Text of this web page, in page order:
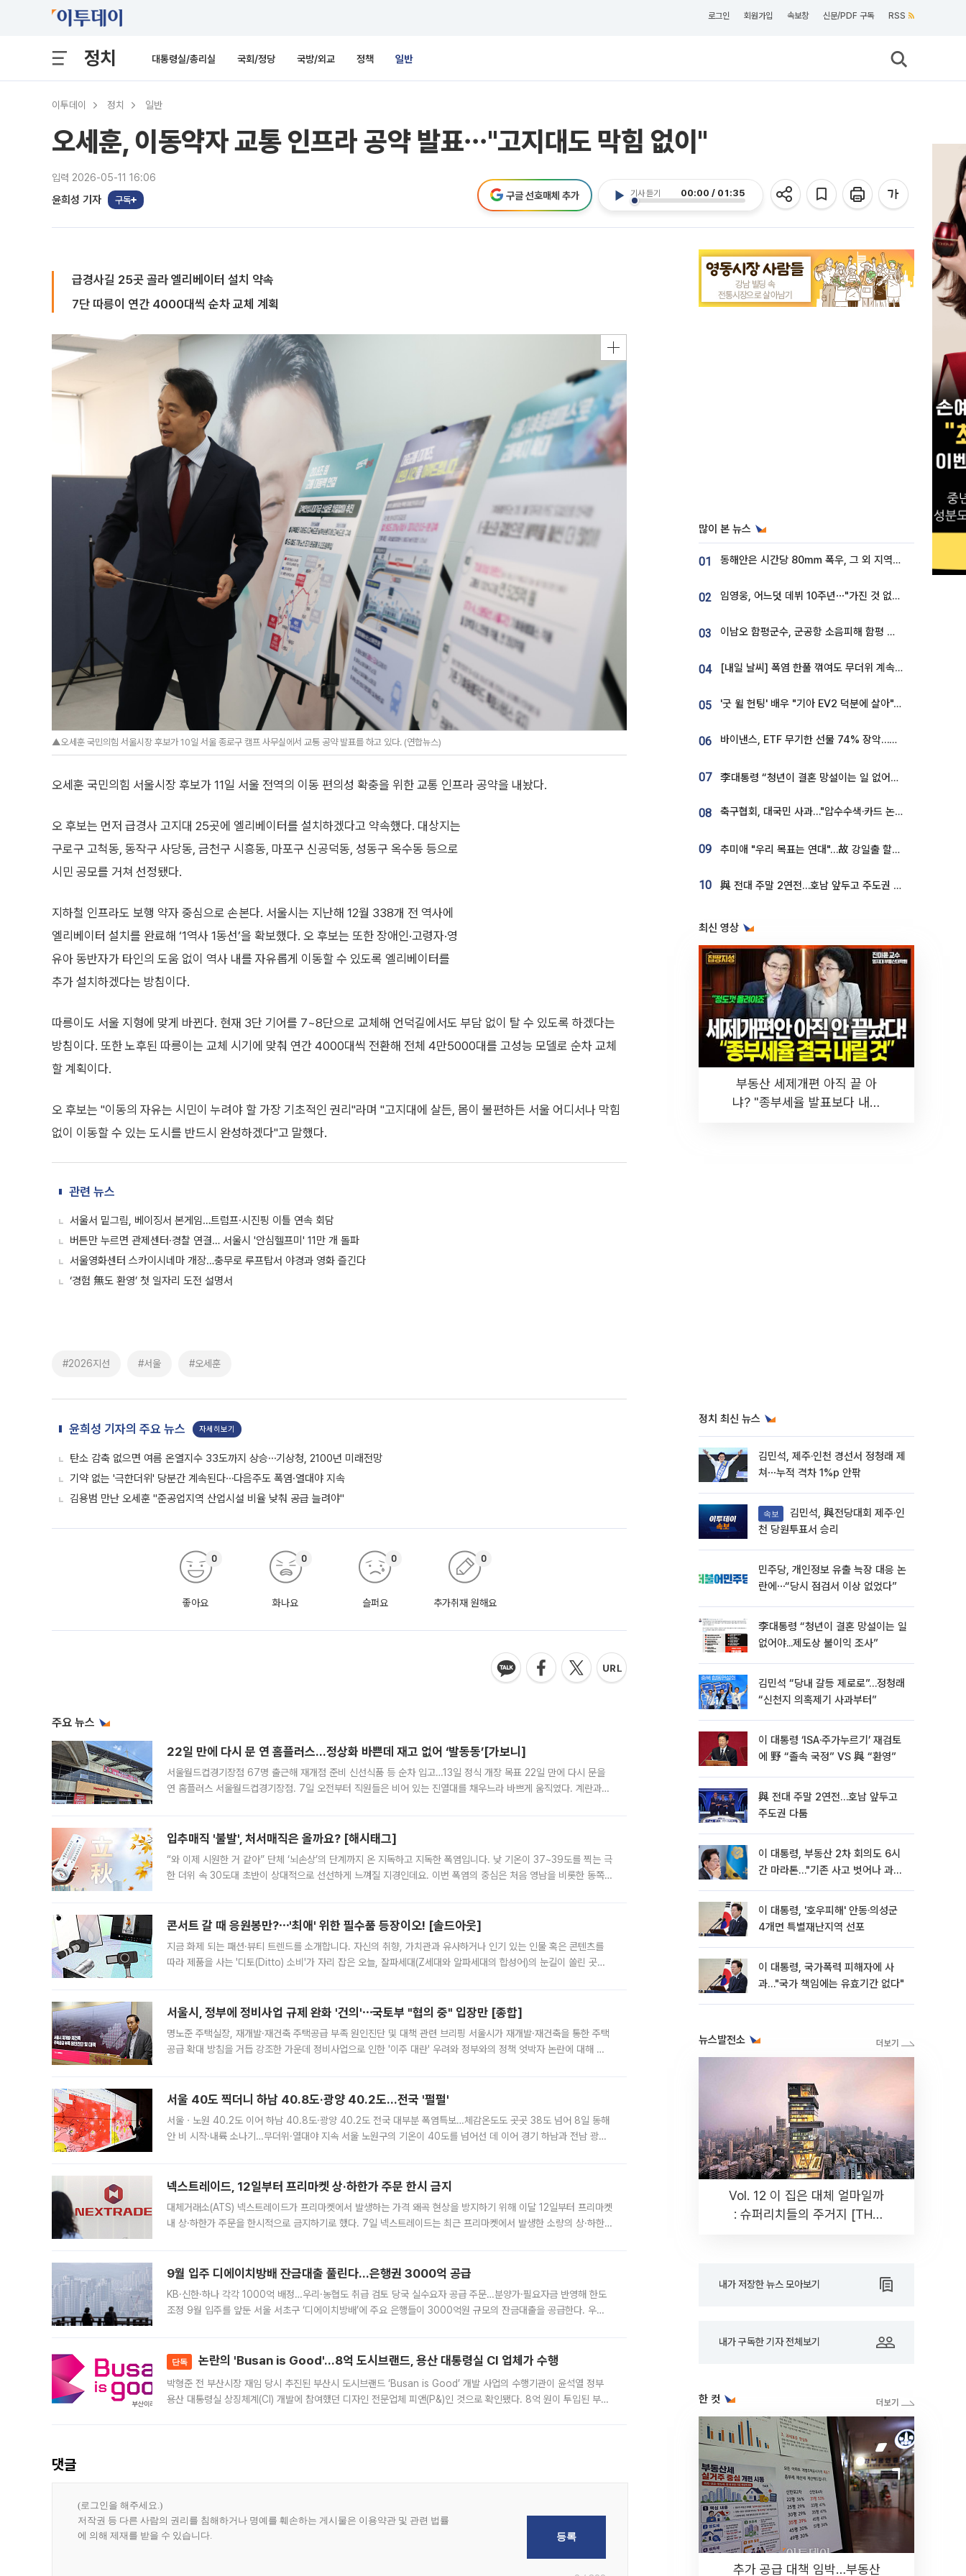
로그인 회원가입 속보창 신문/PDF 구독 RSS
정치 대통령실/총리실 국회/정당 국방/외교 정책 일반
이투데이 정치 일반
오세훈, 이동약자 교통 인프라 공약 발표⋯"고지대도 막힘 없이"
입력 2026-05-11 16:06
윤희성 기자 구독
기사 듣기 00:00 / 01:35
구글 선호매체 추가
급경사길 25곳 골라 엘리베이터 설치 약속
7단 따릉이 연간 4000대씩 순차 교체 계획
▲오세훈 국민의힘 서울시장 후보가 10일 서울 종로구 캠프 사무실에서 교통 공약 발표를 하고 있다. (연합뉴스)
오세훈 국민의힘 서울시장 후보가 11일 서울 전역의 이동 편의성 확충을 위한 교통 인프라 공약을 내놨다.
오 후보는 먼저 급경사 고지대 25곳에 엘리베이터를 설치하겠다고 약속했다. 대상지는
구로구 고척동, 동작구 사당동, 금천구 시흥동, 마포구 신공덕동, 성동구 옥수동 등으로
시민 공모를 거쳐 선정됐다.
지하철 인프라도 보행 약자 중심으로 손본다. 서울시는 지난해 12월 338개 전 역사에
엘리베이터 설치를 완료해 ‘1역사 1동선’을 확보했다. 오 후보는 또한 장애인·고령자·영
유아 동반자가 타인의 도움 없이 역사 내를 자유롭게 이동할 수 있도록 엘리베이터를
추가 설치하겠다는 방침이다.
따릉이도 서울 지형에 맞게 바뀐다. 현재 3단 기어를 7~8단으로 교체해 언덕길에서도 부담 없이 탈 수 있도록 하겠다는
방침이다. 또한 노후된 따릉이는 교체 시기에 맞춰 연간 4000대씩 전환해 전체 4만5000대를 고성능 모델로 순차 교체
할 계획이다.
오 후보는 "이동의 자유는 시민이 누려야 할 가장 기초적인 권리"라며 "고지대에 살든, 몸이 불편하든 서울 어디서나 막힘
없이 이동할 수 있는 도시를 반드시 완성하겠다"고 말했다.
관련 뉴스
서울서 밑그림, 베이징서 본게임…트럼프·시진핑 이틀 연속 회담
버튼만 누르면 관제센터·경찰 연결… 서울시 '안심헬프미' 11만 개 돌파
서울영화센터 스카이시네마 개장…충무로 루프탑서 야경과 영화 즐긴다
‘경험 無도 환영’ 첫 일자리 도전 설명서
#2026지선 #서울 #오세훈
윤희성 기자의 주요 뉴스 자세히보기
탄소 감축 없으면 여름 온열지수 33도까지 상승⋯기상청, 2100년 미래전망
기약 없는 '극한더위' 당분간 계속된다⋯다음주도 폭염·열대야 지속
김용범 만난 오세훈 "준공업지역 산업시설 비율 낮춰 공급 늘려야"
좋아요
0
화나요
0
슬퍼요
0
추가취재 원해요
0
주요 뉴스
22일 만에 다시 문 연 홈플러스…정상화 바쁜데 재고 없어 ‘발동동’[가보니]
서울월드컵경기장점 67명 출근해 재개점 준비 신선식품 등 순차 입고…13일 정식 개장 목표 22일 만에 다시 문을
연 홈플러스 서울월드컵경기장점. 7일 오전부터 직원들은 비어 있는 진열대를 채우느라 바쁘게 움직였다. 계란과
입추매직 '불발', 처서매직은 올까요? [해시태그]
“와 이제 시원한 거 같아” 단체 ‘뇌손상’의 단계까지 온 지독하고 지독한 폭염입니다. 낮 기온이 37~39도를 찍는 극
한 더위 속 30도대 초반이 상대적으로 선선하게 느껴질 지경인데요. 이번 폭염의 중심은 처음 영남을 비롯한 동쪽
콘서트 갈 때 응원봉만?⋯'최애' 위한 필수품 등장이오! [솔드아웃]
지금 화제 되는 패션·뷰티 트렌드를 소개합니다. 자신의 취향, 가치관과 유사하거나 인기 있는 인물 혹은 콘텐츠를
따라 제품을 사는 '디토(Ditto) 소비'가 자리 잡은 오늘, 잘파세대(Z세대와 알파세대의 합성어)의 눈길이 쏠린 곳은
서울시, 정부에 정비사업 규제 완화 '건의'⋯국토부 "협의 중" 입장만 [종합]
명노준 주택실장, 재개발·재건축 주택공급 부족 원인진단 및 대책 관련 브리핑 서울시가 재개발·재건축을 통한 주택
공급 확대 방침을 거듭 강조한 가운데 정비사업으로 인한 '이주 대란' 우려와 정부와의 정책 엇박자 논란에 대해 정
서울 40도 찍더니 하남 40.8도·광양 40.2도…전국 '펄펄'
서울ㆍ노원 40.2도 이어 하남 40.8도·광양 40.2도 전국 대부분 폭염특보…체감온도도 곳곳 38도 넘어 8일 동해
안 비 시작·내륙 소나기…무더위·열대야 지속 서울 노원구의 기온이 40도를 넘어선 데 이어 경기 하남과 전남 광양
넥스트레이드, 12일부터 프리마켓 상·하한가 주문 한시 금지
대체거래소(ATS) 넥스트레이드가 프리마켓에서 발생하는 가격 왜곡 현상을 방지하기 위해 이달 12일부터 프리마켓
내 상·하한가 주문을 한시적으로 금지하기로 했다. 7일 넥스트레이드는 최근 프리마켓에서 발생한 소량의 상·하한
9월 입주 디에이치방배 잔금대출 풀린다…은행권 3000억 공급
KB·신한·하나 각각 1000억 배정…우리·농협도 취급 검토 당국 실수요자 공급 주문…분양가·필요자금 반영해 한도
조정 9월 입주를 앞둔 서울 서초구 ‘디에이치방배’에 주요 은행들이 3000억원 규모의 잔금대출을 공급한다. 우리
단독 논란의 'Busan is Good'…8억 도시브랜드, 용산 대통령실 CI 업체가 수행
박형준 전 부산시장 재임 당시 추진된 부산시 도시브랜드 ‘Busan is Good’ 개발 사업의 수행기관이 윤석열 정부
용산 대통령실 상징체계(CI) 개발에 참여했던 디자인 전문업체 피앤(P&)인 것으로 확인됐다. 8억 원이 투입된 부산
댓글
많이 본 뉴스
01 동해안은 시간당 80㎜ 폭우, 그 외 지역은 폭염…‘극과 극 날씨’
02 임영웅, 어느덧 데뷔 10주년⋯"가진 것 없던 시절, 내 앞엔 20명의 팬뿐"
03 이남오 함평군수, 군공항 소음피해 함평 보상 요구
04 [내일 날씨] 폭염 한풀 꺾여도 무더위 계속⋯동해안 이틀 연속 비
05 '굿 윌 헌팅' 배우 "기아 EV2 덕분에 살아"…교통사고 후 안전성 극찬
06 바이낸스, ETF 무기한 선물 74% 장악…한국 레버리지 ETF 거래 급증 [e가상자산]
07 李대통령 “청년이 결혼 망설이는 일 없어야...제도상 불이익 조사”
08 축구협회, 대국민 사과…"압수수색·카드 논란 사죄, 강도 높은 쇄신"
09 추미애 "우리 목표는 연대"…故 강일출 할머니 흉상 제막
10 與 전대 주말 2연전…호남 앞두고 주도권 다툼
최신 영상
부동산 세제개편 아직 끝 아
냐? "종부세율 발표보다 내릴
정치 최신 뉴스
김민석, 제주·인천 경선서 정청래 제
쳐⋯누적 격차 1%p 안팎
속보
천 당원투표서 승리
민주당, 개인정보 유출 늑장 대응 논
란에⋯“당시 점검서 이상 없었다”
李대통령 “청년이 결혼 망설이는 일
없어야...제도상 불이익 조사”
김민석 “당내 갈등 제로로”…정청래
“신천지 의혹제기 사과부터”
이 대통령 ‘ISA·주가누르기’ 재검토
에 野 “졸속 국정” VS 與 “환영”
與 전대 주말 2연전…호남 앞두고
주도권 다툼
이 대통령, 부동산 2차 회의도 6시
간 마라톤…"기존 사고 벗어나 과감
이 대통령, '호우피해' 안동·의성군
4개면 특별재난지역 선포
이 대통령, 국가폭력 피해자에 사
과…"국가 책임에는 유효기간 없다"
뉴스발전소
Vol. 12 이 집은 대체 얼마일까
: 슈퍼리치들의 주거지 [THE
내가 저장한 뉴스 모아보기
내가 구독한 기자 전체보기
한 컷
추가 공급 대책 임박…부동산